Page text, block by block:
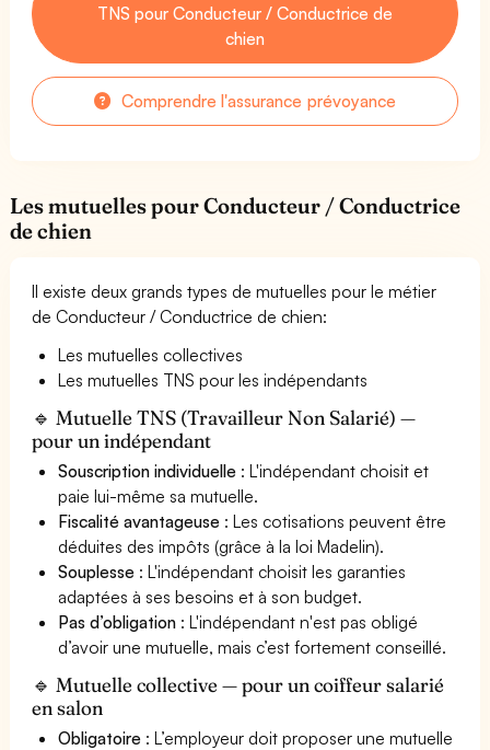
TNS pour Conducteur / Conductrice de
chien
Comprendre l'assurance prévoyance
Les mutuelles pour Conducteur / Conductrice
de chien
Il existe deux grands types de mutuelles pour le métier
de Conducteur / Conductrice de chien:
Les mutuelles collectives
Les mutuelles TNS pour les indépendants
🔹 Mutuelle TNS (Travailleur Non Salarié) —
pour un indépendant
Souscription individuelle : L'indépendant choisit et
paie lui-même sa mutuelle.
Fiscalité avantageuse : Les cotisations peuvent être
déduites des impôts (grâce à la loi Madelin).
Souplesse : L'indépendant choisit les garanties
adaptées à ses besoins et à son budget.
Pas d’obligation : L'indépendant n'est pas obligé
d’avoir une mutuelle, mais c’est fortement conseillé.
🔹 Mutuelle collective — pour un coiffeur salarié
en salon
Obligatoire : L’employeur doit proposer une mutuelle